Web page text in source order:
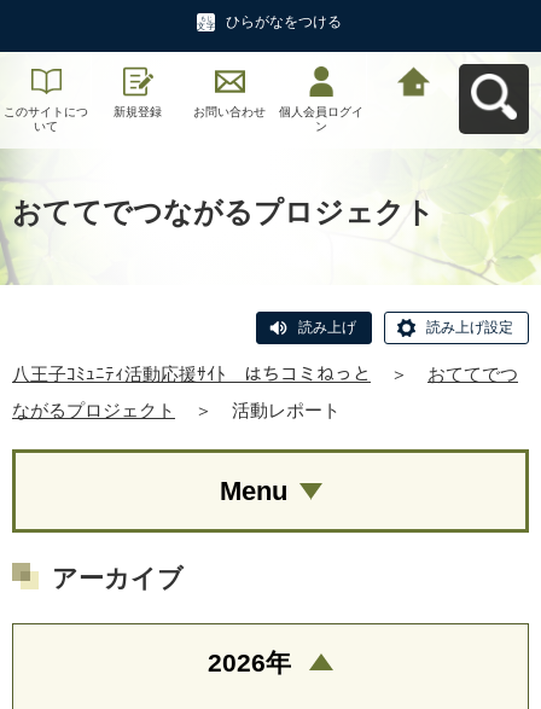
ひらがなをつける
このサイトにつ
いて
新規登録 お問い合わせ
個人会員ログイ
ン
おててでつながるプロジェクト
読み上げ 読み上げ設定
八王子ｺﾐｭﾆﾃｨ活動応援ｻｲﾄ はちコミねっと ＞
おててでつ
ながるプロジェクト
＞ 活動レポート
Menu
アーカイブ
2026年